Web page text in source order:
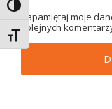
TOGGLE HIGH
TOGGLE FONT SIZE
Zapamiętaj moje
kolejnych